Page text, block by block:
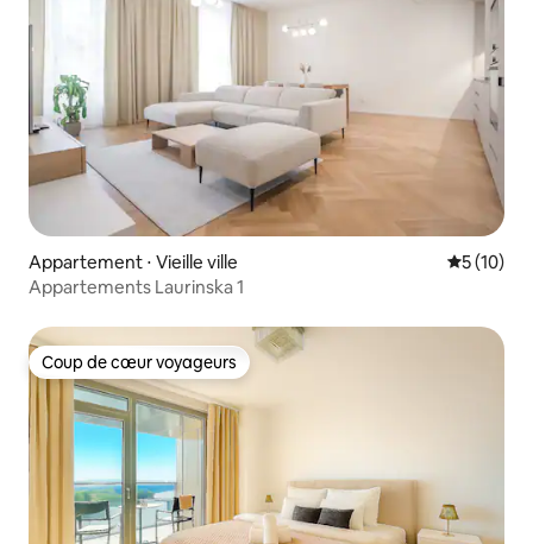
Appartement ⋅ Vieille ville
5 (10)
Appartements Laurinska 1
Coup de cœur voyageurs
Coup de cœur voyageurs